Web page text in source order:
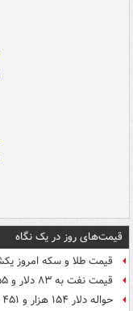
قیمت‌های روز در یک نگاه
قیمت طلا و سکه امروز یکشنبه ۱۸
قیمت نفت به ۸۳ دلار و ۵۵ سنت در هر بشکه رسید
حواله دلار ۱۵۴ هزار و ۴۵۱ تومان شد